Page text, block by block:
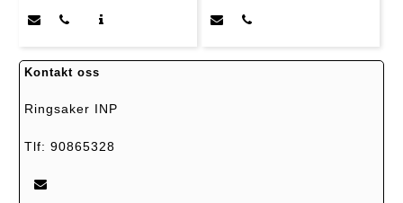
Kontakt oss
Ringsaker INP
Tlf: 90865328